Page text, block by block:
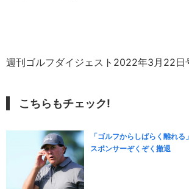
週刊ゴルフダイジェスト2022年3月22日
こちらもチェック!
「ゴルフからしばらく離れ
スポンサーぞくぞく撤退